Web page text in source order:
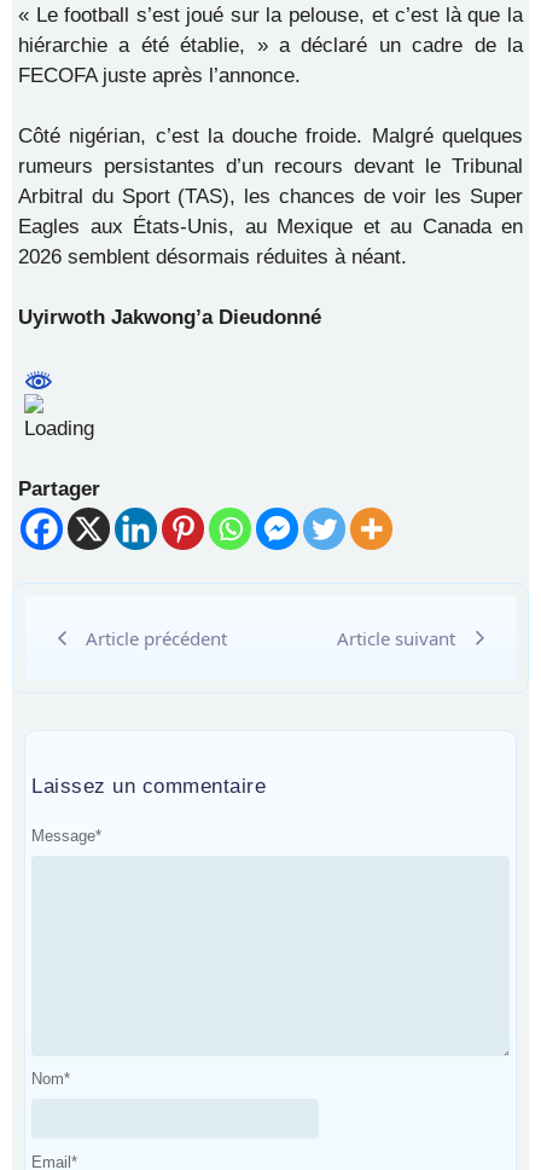
« Le football s’est joué sur la pelouse, et c’est là que la
hiérarchie a été établie, » a déclaré un cadre de la
FECOFA juste après l’annonce.
Côté nigérian, c’est la douche froide. Malgré quelques
rumeurs persistantes d’un recours devant le Tribunal
Arbitral du Sport (TAS), les chances de voir les Super
Eagles aux États-Unis, au Mexique et au Canada en
2026 semblent désormais réduites à néant.
Uyirwoth Jakwong’a Dieudonné
Partager
Article précédent Article suivant
Laissez un commentaire
Message*
Nom*
Email*